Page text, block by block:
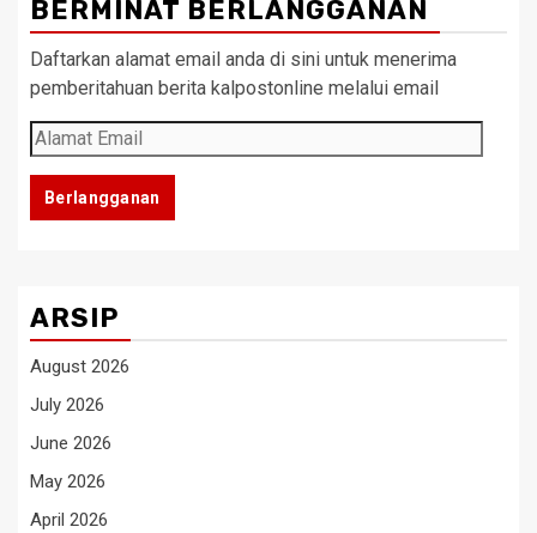
BERMINAT BERLANGGANAN
Daftarkan alamat email anda di sini untuk menerima
pemberitahuan berita kalpostonline melalui email
Alamat
Email
Berlangganan
ARSIP
August 2026
July 2026
June 2026
May 2026
April 2026